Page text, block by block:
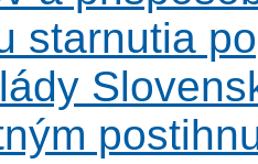
starnutia